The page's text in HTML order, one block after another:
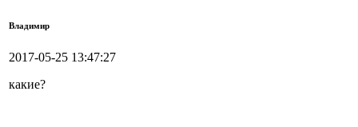
Владимир
2017-05-25 13:47:27
какие?